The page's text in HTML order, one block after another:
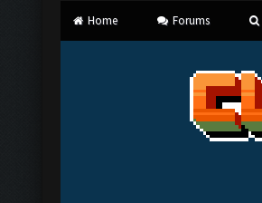
Home Forums